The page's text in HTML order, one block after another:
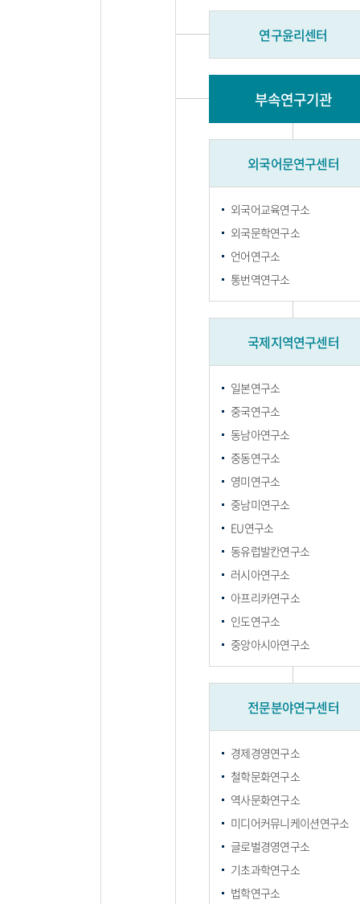
연구윤리센터
부속연구기관
외국어문연구센터
외국어교육연구소
외국문학연구소
언어연구소
통번역연구소
국제지역연구센터
일본연구소
중국연구소
동남아연구소
중동연구소
영미연구소
중남미연구소
EU연구소
동유럽발칸연구소
러시아연구소
아프리카연구소
인도연구소
중앙아시아연구소
전문분야연구센터
경제경영연구소
철학문화연구소
역사문화연구소
미디어커뮤니케이션연구소
글로벌경영연구소
기초과학연구소
법학연구소